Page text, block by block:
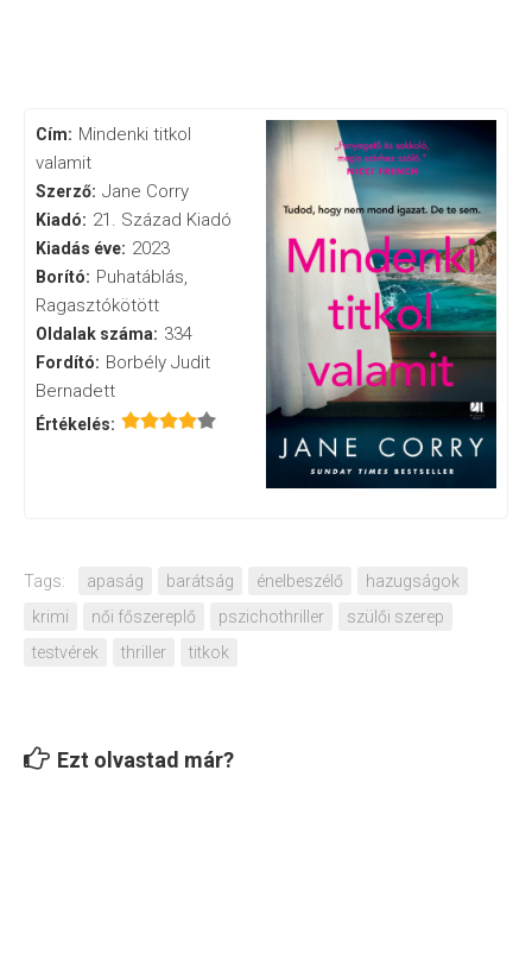
Cím: Mindenki titkol
valamit
Szerző: Jane Corry
Kiadó: 21. Század Kiadó
Kiadás éve: 2023
Borító: Puhatáblás,
Ragasztókötött
Oldalak száma: 334
Fordító: Borbély Judit
Bernadett
Értékelés:
Tags: apaság barátság énelbeszélő
hazugságok
krimi
női főszereplő pszichothriller
szülői szerep
testvérek
thriller titkok
Ezt olvastad már?